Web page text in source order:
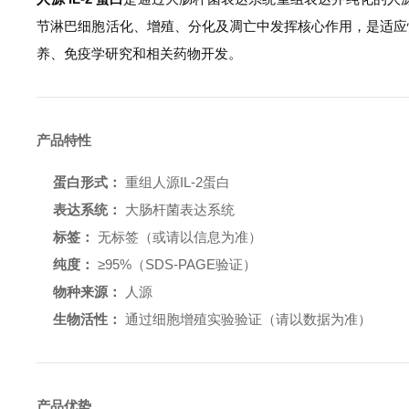
节淋巴细胞活化、增殖、分化及凋亡中发挥核心作用，是适
养、免疫学研究和相关药物开发。
产品特性
蛋白形式： 重组人源IL-2蛋白
表达系统：
大肠杆菌表达系统
标签： 无标签（或请以信息为准）
纯度： ≥95%（SDS-PAGE验证）
物种来源：
人源
生物活性： 通过细胞增殖实验验证（请以数据为准）
产品优势